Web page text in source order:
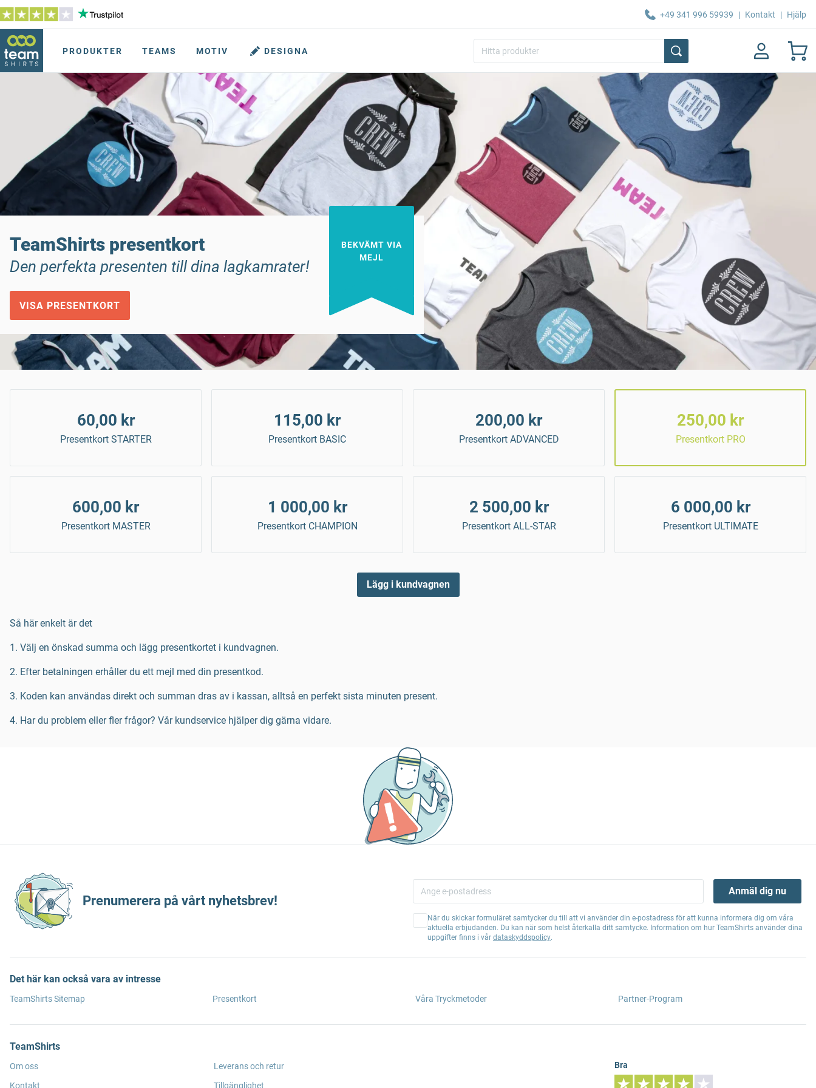
+49 341 996 59939 | Kontakt | Hjälp
PRODUKTER TEAMS MOTIV DESIGNA
TeamShirts presentkort
Den perfekta presenten till dina lagkamrater!
VISA PRESENTKORT
BEKVÄMT VIA
MEJL
60,00 kr
Presentkort STARTER
115,00 kr
Presentkort BASIC
200,00 kr
Presentkort ADVANCED
250,00 kr
Presentkort PRO
600,00 kr
Presentkort MASTER
1 000,00 kr
Presentkort CHAMPION
2 500,00 kr
Presentkort ALL-STAR
6 000,00 kr
Presentkort ULTIMATE
Lägg i kundvagnen
Så här enkelt är det
1. Välj en önskad summa och lägg presentkortet i kundvagnen.
2. Efter betalningen erhåller du ett mejl med din presentkod.
3. Koden kan användas direkt och summan dras av i kassan, alltså en perfekt sista minuten present.
4. Har du problem eller fler frågor? Vår kundservice hjälper dig gärna vidare.
Prenumerera på vårt nyhetsbrev!
Anmäl dig nu
När du skickar formuläret samtycker du till att vi använder din e-postadress för att kunna informera dig om våra
aktuella erbjudanden. Du kan när som helst återkalla ditt samtycke. Information om hur TeamShirts använder dina
uppgifter finns i vår dataskyddspolicy.
Det här kan också vara av intresse
TeamShirts Sitemap Presentkort Våra Tryckmetoder Partner-Program
TeamShirts
Om oss
Kontakt
Leverans och retur
Tillgänglighet
Bra